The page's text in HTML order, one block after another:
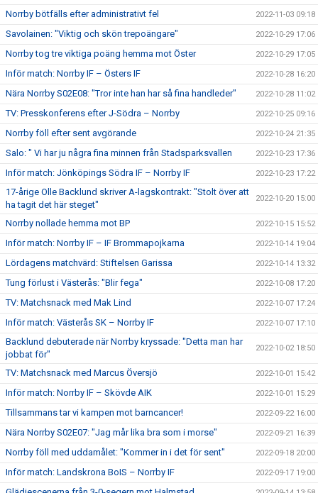
Norrby bötfälls efter administrativt fel 2022-11-03 09:18
Savolainen: "Viktig och skön trepoängare" 2022-10-29 17:06
Norrby tog tre viktiga poäng hemma mot Öster 2022-10-29 17:05
Inför match: Norrby IF – Östers IF 2022-10-28 16:20
Nära Norrby S02E08: "Tror inte han har så fina handleder" 2022-10-28 11:02
TV: Presskonferens efter J-Södra – Norrby 2022-10-25 09:16
Norrby föll efter sent avgörande 2022-10-24 21:35
Salo: " Vi har ju några fina minnen från Stadsparksvallen 2022-10-23 17:36
Inför match: Jönköpings Södra IF – Norrby IF 2022-10-23 17:22
17-årige Olle Backlund skriver A-lagskontrakt: "Stolt över att
ha tagit det här steget"
2022-10-20 15:00
Norrby nollade hemma mot BP 2022-10-15 15:52
Inför match: Norrby IF – IF Brommapojkarna 2022-10-14 19:04
Lördagens matchvärd: Stiftelsen Garissa 2022-10-14 13:32
Tung förlust i Västerås: "Blir fega" 2022-10-08 17:20
TV: Matchsnack med Mak Lind 2022-10-07 17:24
Inför match: Västerås SK – Norrby IF 2022-10-07 17:10
Backlund debuterade när Norrby kryssade: "Detta man har
jobbat för"
2022-10-02 18:50
TV: Matchsnack med Marcus Översjö 2022-10-01 15:42
Inför match: Norrby IF – Skövde AIK 2022-10-01 15:29
Tillsammans tar vi kampen mot barncancer! 2022-09-22 16:00
Nära Norrby S02E07: "Jag mår lika bra som i morse" 2022-09-21 16:39
Norrby föll med uddamålet: "Kommer in i det för sent" 2022-09-18 20:00
Inför match: Landskrona BoIS – Norrby IF 2022-09-17 19:00